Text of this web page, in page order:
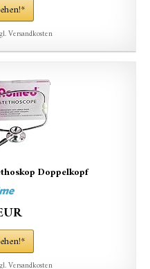
Versandkosten
Doppelkopf
Versandkosten